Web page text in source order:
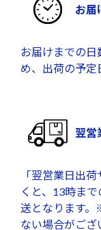
お届
お届けまでの日
め、出荷の予定
翌営
「翌営業日出
くと、13時ま
送となります
ない場合がござ